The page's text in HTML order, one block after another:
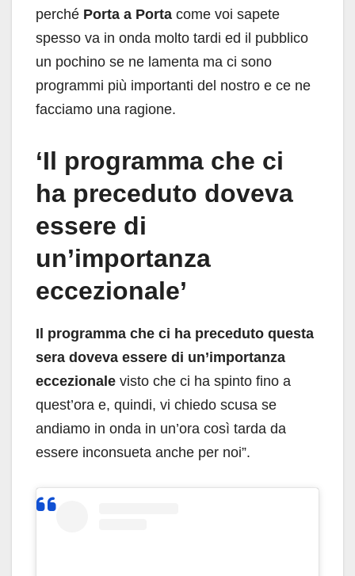
perché Porta a Porta come voi sapete
spesso va in onda molto tardi ed il pubblico
un pochino se ne lamenta ma ci sono
programmi più importanti del nostro e ce ne
facciamo una ragione.
‘Il programma che ci
ha preceduto doveva
essere di
un’importanza
eccezionale’
Il programma che ci ha preceduto questa
sera doveva essere di un’importanza
eccezionale visto che ci ha spinto fino a
quest’ora e, quindi, vi chiedo scusa se
andiamo in onda in un’ora così tarda da
essere inconsueta anche per noi”.